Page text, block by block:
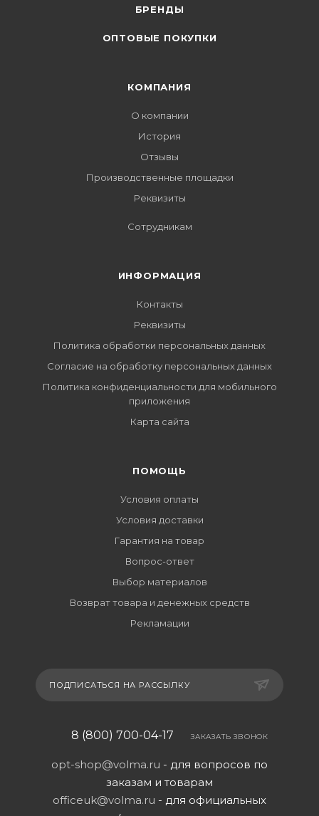
БРЕНДЫ
ОПТОВЫЕ ПОКУПКИ
КОМПАНИЯ
О компании
История
Отзывы
Производственные площадки
Реквизиты
Сотрудникам
ИНФОРМАЦИЯ
Контакты
Реквизиты
Политика обработки персональных данных
Согласие на обработку персональных данных
Политика конфиденциальности для мобильного
приложения
Карта сайта
ПОМОЩЬ
Условия оплаты
Условия доставки
Гарантия на товар
Вопрос-ответ
Выбор материалов
Возврат товара и денежных средств
Рекламации
ПОДПИСАТЬСЯ НА РАССЫЛКУ
8 (800) 700-04-17 ЗАКАЗАТЬ ЗВОНОК
opt-shop@volma.ru - для вопросов по
заказам и товарам
officeuk@volma.ru - для официальных